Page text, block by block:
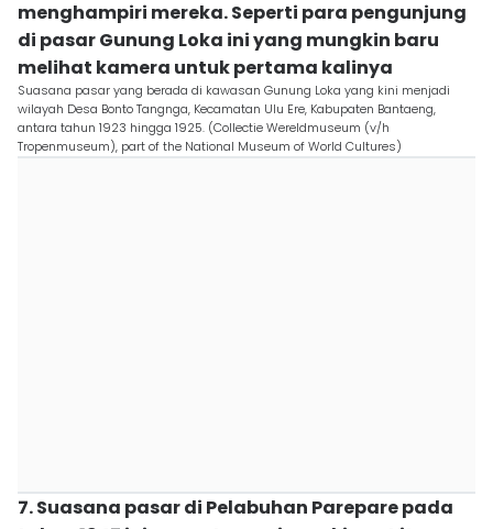
menghampiri mereka. Seperti para pengunjung
di pasar Gunung Loka ini yang mungkin baru
melihat kamera untuk pertama kalinya
Suasana pasar yang berada di kawasan Gunung Loka yang kini menjadi
wilayah Desa Bonto Tangnga, Kecamatan Ulu Ere, Kabupaten Bantaeng,
antara tahun 1923 hingga 1925. (Collectie Wereldmuseum (v/h
Tropenmuseum), part of the National Museum of World Cultures)
7. Suasana pasar di Pelabuhan Parepare pada